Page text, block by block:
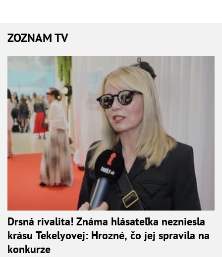
ZOZNAM TV
Drsná rivalita! Známa hlásateľka nezniesla
krásu Tekelyovej: Hrozné, čo jej spravila na
konkurze